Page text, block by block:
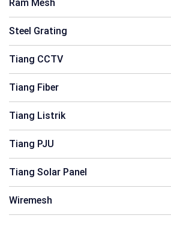
Ram Mesh
Steel Grating
Tiang CCTV
Tiang Fiber
Tiang Listrik
Tiang PJU
Tiang Solar Panel
Wiremesh